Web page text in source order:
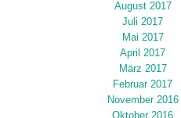
August 2017
Juli 2017
Mai 2017
April 2017
März 2017
Februar 2017
November 2016
Oktober 2016